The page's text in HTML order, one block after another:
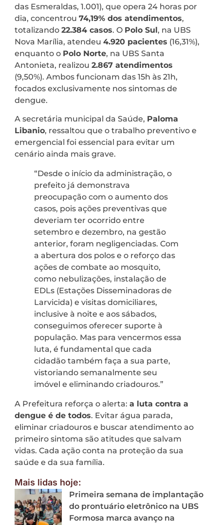
das Esmeraldas, 1.001), que opera 24 horas por
dia, concentrou 74,19% dos atendimentos,
totalizando 22.384 casos. O Polo Sul, na UBS
Nova Marília, atendeu 4.920 pacientes (16,31%),
enquanto o Polo Norte, na UBS Santa
Antonieta, realizou 2.867 atendimentos
(9,50%). Ambos funcionam das 15h às 21h,
focados exclusivamente nos sintomas de
dengue.
A secretária municipal da Saúde, Paloma
Libanio, ressaltou que o trabalho preventivo e
emergencial foi essencial para evitar um
cenário ainda mais grave.
“Desde o início da administração, o
prefeito já demonstrava
preocupação com o aumento dos
casos, pois ações preventivas que
deveriam ter ocorrido entre
setembro e dezembro, na gestão
anterior, foram negligenciadas. Com
a abertura dos polos e o reforço das
ações de combate ao mosquito,
como nebulizações, instalação de
EDLs (Estações Disseminadoras de
Larvicida) e visitas domiciliares,
inclusive à noite e aos sábados,
conseguimos oferecer suporte à
população. Mas para vencermos essa
luta, é fundamental que cada
cidadão também faça a sua parte,
vistoriando semanalmente seu
imóvel e eliminando criadouros.”
A Prefeitura reforça o alerta: a luta contra a
dengue é de todos. Evitar água parada,
eliminar criadouros e buscar atendimento ao
primeiro sintoma são atitudes que salvam
vidas. Cada ação conta na proteção da sua
saúde e da sua família.
Mais lidas hoje:
Primeira semana de implantação
do prontuário eletrônico na UBS
Formosa marca avanço na